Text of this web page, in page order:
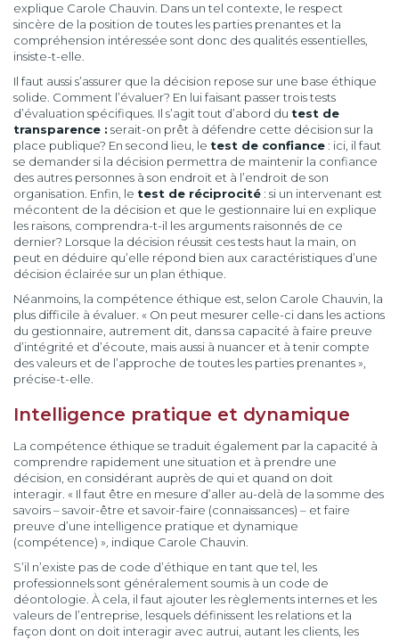
explique Carole Chauvin. Dans un tel contexte, le respect
sincère de la position de toutes les parties prenantes et la
compréhension intéressée sont donc des qualités essentielles,
insiste-t-elle.
Il faut aussi s’assurer que la décision repose sur une base éthique
solide. Comment l’évaluer? En lui faisant passer trois tests
d’évaluation spécifiques. Il s’agit tout d’abord du test de
transparence : serait-on prêt à défendre cette décision sur la
place publique? En second lieu, le test de confiance: ici, il faut
se demander si la décision permettra de maintenir la confiance
des autres personnes à son endroit et à l’endroit de son
organisation. Enfin, le test de réciprocité: si un intervenant est
mécontent de la décision et que le gestionnaire lui en explique
les raisons, comprendra-t-il les arguments raisonnés de ce
dernier? Lorsque la décision réussit ces tests haut la main, on
peut en déduire qu’elle répond bien aux caractéristiques d’une
décision éclairée sur un plan éthique.
Néanmoins, la compétence éthique est, selon Carole Chauvin, la
plus difficile à évaluer. « On peut mesurer celle-ci dans les actions
du gestionnaire, autrement dit, dans sa capacité à faire preuve
d’intégrité et d’écoute, mais aussi à nuancer et à tenir compte
des valeurs et de l’approche de toutes les parties prenantes »,
précise-t-elle.
Intelligence pratique et dynamique
La compétence éthique se traduit également par la capacité à
comprendre rapidement une situation et à prendre une
décision, en considérant auprès de qui et quand on doit
interagir. « Il faut être en mesure d’aller au-delà de la somme des
savoirs – savoir-être et savoir-faire (connaissances) – et faire
preuve d’une intelligence pratique et dynamique
(compétence) » indique Carole Chauvin.
S’il n’existe pas de code d’éthique en tant que tel, les
professionnels sont généralement soumis à un code de
déontologie. À cela, il faut ajouter les règlements internes et les
valeurs de l’entreprise, lesquels définissent les relations et la
façon dont on doit interagir avec autrui, autant les clients, les